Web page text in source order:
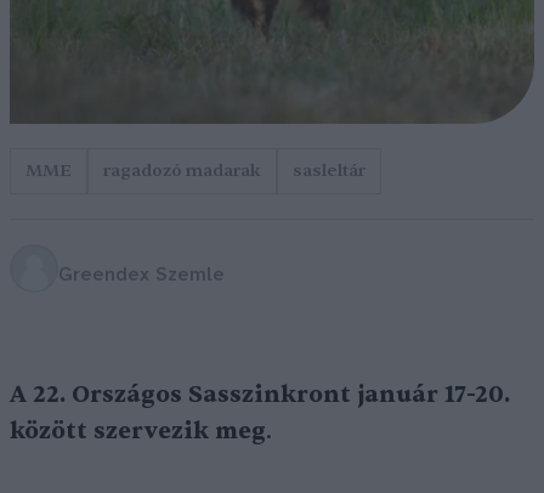
MME ragadozó madarak sasleltár
Greendex Szemle
A 22. Országos Sasszinkront január 17-20.
között szervezik meg.